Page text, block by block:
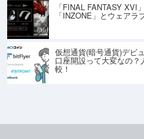
「FINAL FANTASY XVI
「INZONE」とウェア
仮想通貨(暗号通貨)デビ
口座開設って大変なの
較！